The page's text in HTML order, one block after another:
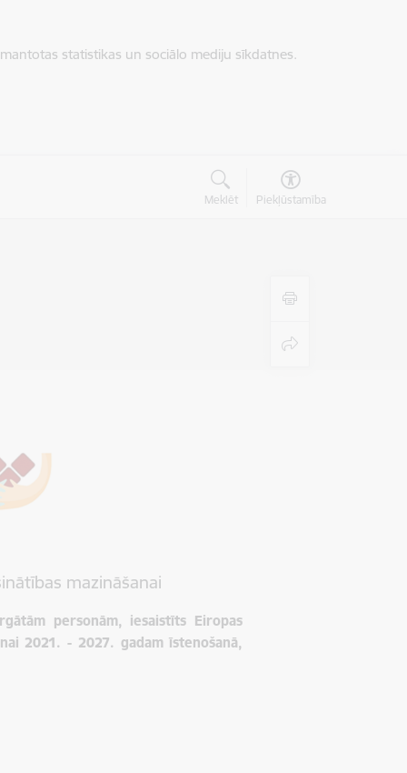
statistikas un sociālo mediju sīkdatnes.
Meklēt Piekļūstamība
mazināšanai
personām, iesaistīts Eiropas
2021. - 2027. gadam īstenošanā,